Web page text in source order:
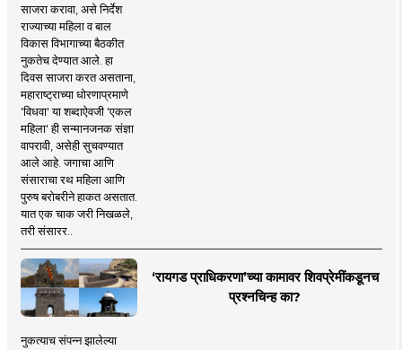
साजरा करावा, असे निर्देश
राज्याच्या महिला व बाल
विकास विभागाच्या बैठकीत
नुकतेच देण्यात आले. हा
दिवस साजरा करत असताना,
महाराष्ट्राच्या धोरणाप्रमाणे
'विधवा' या शब्दाऐवजी 'एकल
महिला' ही सन्मानजनक संज्ञा
वापरावी, असेही सुचवण्यात
आले आहे. जगाचा आणि
संसाराचा रथ महिला आणि
पुरुष बरोबरीने हाकत असतात.
यात एक चाक जरी निखळले,
तरी संसारर..
‘रायगड प्राधिकरणा’च्या कामावर शिवप्रेमींकडूनच
प्रश्नचिन्ह का?
नुकत्याच संपन्न झालेल्या